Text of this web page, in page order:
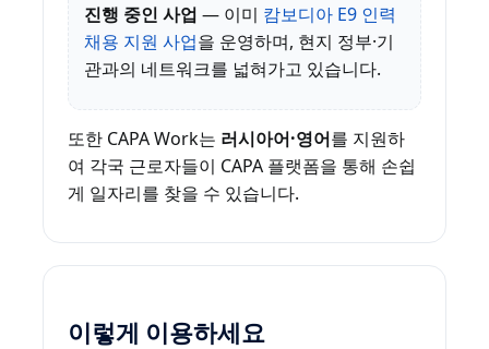
진행 중인 사업 — 이미 캄보디아 E9 인력
채용 지원 사업을 운영하며, 현지 정부·기
관과의 네트워크를 넓혀가고 있습니다.
또한 CAPA Work는 러시아어·영어를 지원하
여 각국 근로자들이 CAPA 플랫폼을 통해 손쉽
게 일자리를 찾을 수 있습니다.
이렇게 이용하세요